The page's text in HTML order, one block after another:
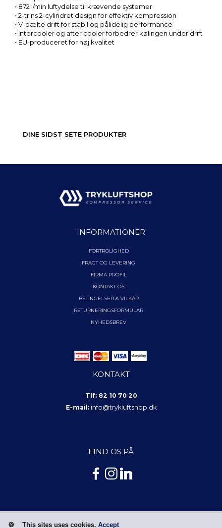
This sites uses cookies. Accept
• 872 l/min luftydelse til krævende systemer
• 2-trins 2-cylindret design for effektiv kompression
• V-bælte drift for stabil og pålidelig performance
• Intercooler og after cooler forbedrer kølingen under drift
• EU-produceret for høj kvalitet
DINE SIDST SETE PRODUKTER
INFORMATIONER
FORTROLIGHED
FRAGT OG LEVERING
FIRMA PROFIL
KONTAKT OS
BETINGELSER & VILKÅR
RETURNERINGSFORMULAR
NYHEDSBREV
KONTAKT
Tlf: 82 10 70 20
E-mail: info@trykluftshop.dk
FIND OS PÅ